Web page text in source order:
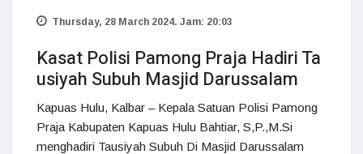
Thursday, 28 March 2024. Jam: 20:03
Kasat Polisi Pamong Praja Hadiri Ta
usiyah Subuh Masjid Darussalam
Kapuas Hulu, Kalbar – Kepala Satuan Polisi Pamong
Praja Kabupaten Kapuas Hulu Bahtiar, S,P.,M.Si
menghadiri Tausiyah Subuh Di Masjid Darussalam